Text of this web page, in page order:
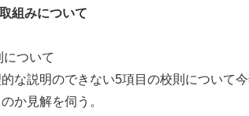
組みについて​
ついて
な説明のできない5項目の校則について
か見解を伺う。